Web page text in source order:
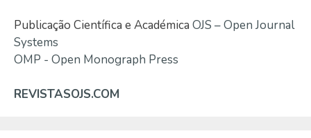
Publicação Científica e Académica OJS – Open Journal
Systems
OMP - Open Monograph Press
REVISTASOJS.COM